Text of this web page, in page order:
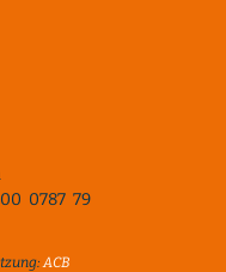
0787 79
ACB